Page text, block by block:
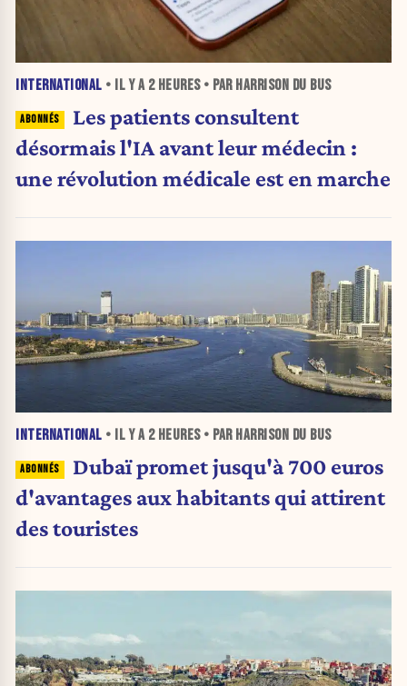
INTERNATIONAL • IL Y A 2 HEURES• PAR HARRISON DU BUS
Les patients consultent
désormais l'IA avant leur médecin :
une révolution médicale est en marche
INTERNATIONAL • IL Y A 2 HEURES• PAR HARRISON DU BUS
Dubaï promet jusqu'à 700 euros
d'avantages aux habitants qui attirent
des touristes